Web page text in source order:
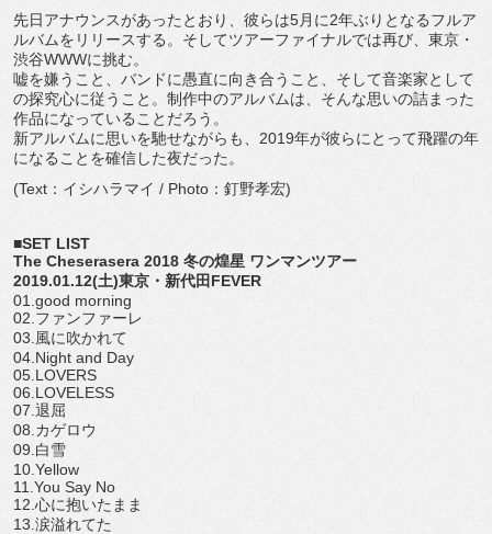
先日アナウンスがあったとおり、彼らは5月に2年ぶりとなるフルア
ルバムをリリースする。そしてツアーファイナルでは再び、東京・
渋谷WWWに挑む。
嘘を嫌うこと、バンドに愚直に向き合うこと、そして音楽家として
の探究心に従うこと。制作中のアルバムは、そんな思いの詰まった
作品になっていることだろう。
新アルバムに思いを馳せながらも、2019年が彼らにとって飛躍の年
になることを確信した夜だった。
(Text：イシハラマイ / Photo：釘野孝宏)
■SET LIST
The Cheserasera 2018 冬の煌星 ワンマンツアー
2019.01.12(土)東京・新代田FEVER
01.good morning
02.ファンファーレ
03.風に吹かれて
04.Night and Day
05.LOVERS
06.LOVELESS
07.退屈
08.カゲロウ
09.白雪
10.Yellow
11.You Say No
12.心に抱いたまま
13.涙溢れてた